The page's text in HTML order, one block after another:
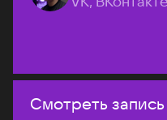
Смотреть запись